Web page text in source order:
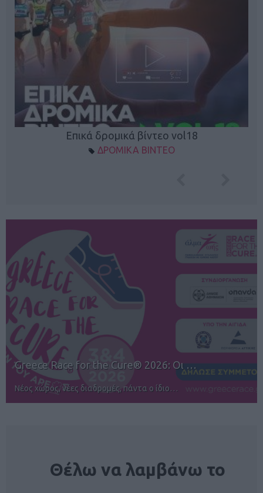
Επικά δρομικά βίντεο vol18
ΔΡΟΜΙΚΑ ΒΙΝΤΕΟ
12ος TUI Rhodes Marathon: Άνοιγμα ε…
Αγώνες για όλους στην Ρόδο
Θέλω να λαμβάνω το